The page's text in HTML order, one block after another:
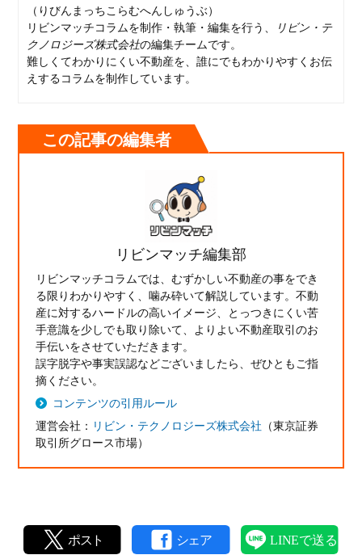
（りびんまっちこらむへんしゅうぶ）
リビンマッチコラムを制作・執筆・編集を行う、
リビン・テ
クノロジーズ株式会社の編集チームです。
難しくてわかりにくい不動産を、誰にでもわかりやすくお伝
えするコラムを制作しています。
この記事の編集者
リビンマッチ編集部
リビンマッチコラムでは、むずかしい不動産の事をでき
る限りわかりやすく、噛み砕いて解説しています。不動
産に対するハードルの高いイメージ、とっつきにくい苦
手意識を少しでも取り除いて、よりよい不動産取引のお
手伝いをさせていただきます。
誤字脱字や事実誤認などございましたら、ぜひともご指
摘ください。
コンテンツの引用ルール
運営会社： リビン・テクノロジーズ株式会社 （東京証券
取引所グロース市場）